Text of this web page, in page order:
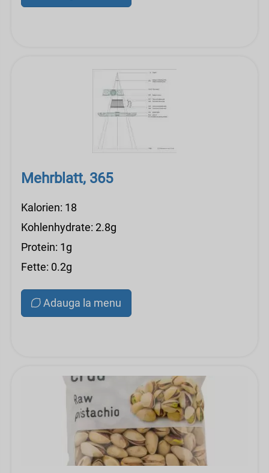
Mehrblatt, 365
Kalorien: 18
Kohlenhydrate: 2.8g
Protein: 1g
Fette: 0.2g
Adauga la menu